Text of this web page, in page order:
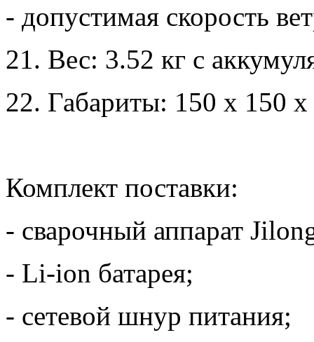
- допустимая скорость
21. Вес: 3.52 кг с
22. Габариты: 150 х 150
Комплект поставки:
- сварочный аппарат
- Li-ion батарея;
- сетевой шнур питания;